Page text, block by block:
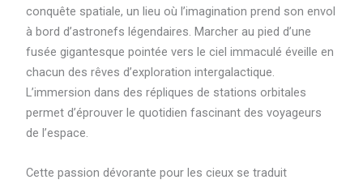
conquête spatiale, un lieu où l’imagination prend son envol
à bord d’astronefs légendaires. Marcher au pied d’une
fusée gigantesque pointée vers le ciel immaculé éveille en
chacun des rêves d’exploration intergalactique.
L’immersion dans des répliques de stations orbitales
permet d’éprouver le quotidien fascinant des voyageurs
de l’espace.
Cette passion dévorante pour les cieux se traduit